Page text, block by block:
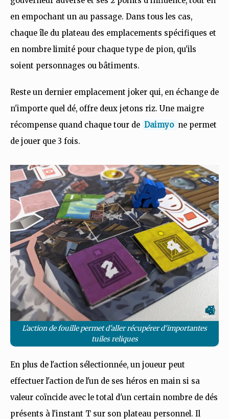
en empochant un au passage. Dans tous les cas,
chaque île du plateau des emplacements spécifiques et
en nombre limité pour chaque type de pion, qu'ils
soient personnages ou bâtiments.
Reste un dernier emplacement joker qui, en échange de
n'importe quel dé, offre deux jetons riz. Une maigre
récompense quand chaque tour de Daimyo ne permet
de jouer que 3 fois.
L'action de fouille permet d'aller récupérer d'importantes
tuiles reliques
En plus de l'action sélectionnée, un joueur peut
effectuer l'action de l'un de ses héros en main si sa
valeur coïncide avec le total d'un certain nombre de dés
présents à l'instant T sur son plateau personnel. Il